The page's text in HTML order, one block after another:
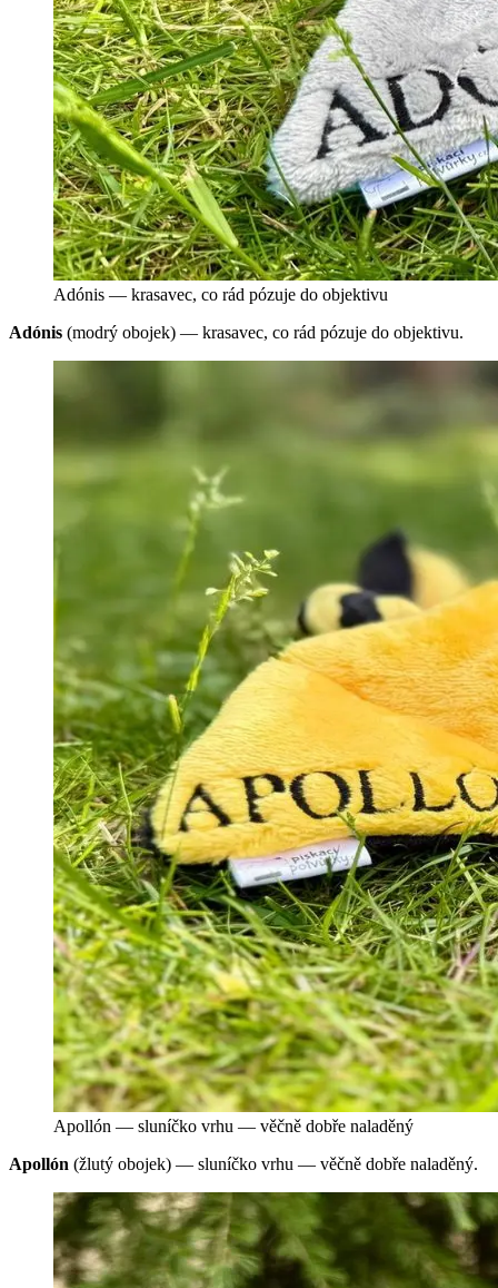
Adónis — krasavec, co rád pózuje do objektivu
Adónis (modrý obojek) — krasavec, co rád pózuje do objektivu.
Apollón — sluníčko vrhu — věčně dobře naladěný
Apollón (žlutý obojek) — sluníčko vrhu — věčně dobře naladěný.